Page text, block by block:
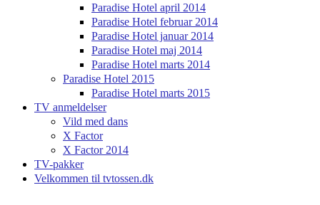
Paradise Hotel april 2014
Paradise Hotel februar 2014
Paradise Hotel januar 2014
Paradise Hotel maj 2014
Paradise Hotel marts 2014
Paradise Hotel 2015
Paradise Hotel marts 2015
TV anmeldelser
Vild med dans
X Factor
X Factor 2014
TV-pakker
Velkommen til tvtossen.dk